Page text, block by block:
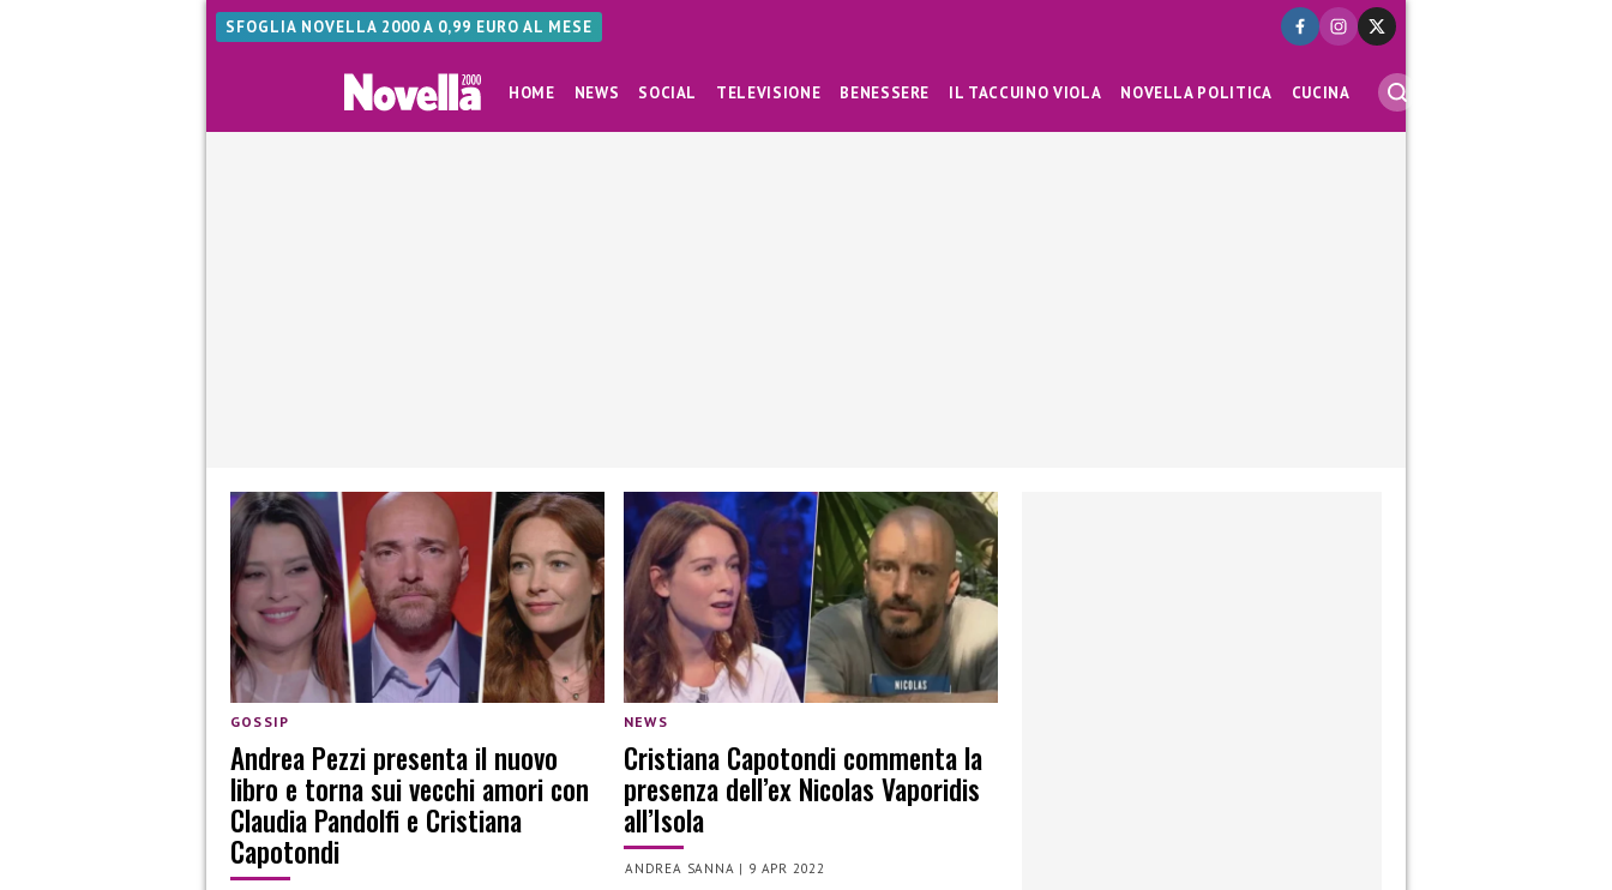
SFOGLIA NOVELLA 2000 A 0,99 EURO AL MESE
HOME NEWS SOCIAL TELEVISIONE BENESSERE IL TACCUINO VIOLA NOVELLA POLITICA CUCINA
GOSSIP
Andrea Pezzi presenta il nuovo
libro e torna sui vecchi amori con
Claudia Pandolfi e Cristiana
Capotondi
NEWS
Cristiana Capotondi commenta la
presenza dell’ex Nicolas Vaporidis
all’Isola
ANDREA SANNA | 9 APR 2022